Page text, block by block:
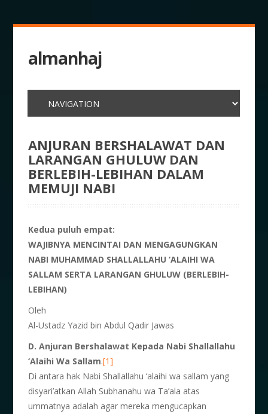
almanhaj
ANJURAN BERSHALAWAT DAN
LARANGAN GHULUW DAN
BERLEBIH-LEBIHAN DALAM
MEMUJI NABI
Kedua puluh empat:
WAJIBNYA MENCINTAI DAN MENGAGUNGKAN
NABI MUHAMMAD SHALLALLAHU ‘ALAIHI WA
SALLAM SERTA LARANGAN GHULUW (BERLEBIH-
LEBIHAN)
Oleh
Al-Ustadz Yazid bin Abdul Qadir Jawas
D. Anjuran Bershalawat Kepada Nabi Shallallahu
‘Alaihi Wa Sallam.[1]
Di antara hak Nabi Shallallahu ‘alaihi wa sallam yang
disyari’atkan Allah Subhanahu wa Ta’ala atas
ummatnya adalah agar mereka mengucapkan